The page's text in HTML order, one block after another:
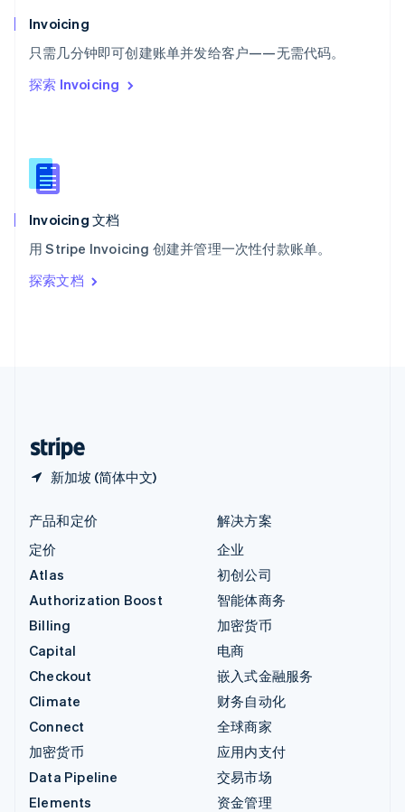
Invoicing
只需几分钟即可创建账单并发给客户——无需代码。
探索 Invoicing
Invoicing 文档
用 Stripe Invoicing 创建并管理一次性付款账单。
探索文档
新加坡 (简体中文)
ไทยEnglish
希腊
English
西班牙
新西兰
English
匈牙利
English
ItalianoEnglish
印度
English
产品和定价
定价
Atlas
Authorization Boost
Billing
Capital
Checkout
Climate
Connect
加密货币
Data Pipeline
Elements
解决方案
企业
初创公司
智能体商务
加密货币
电商
嵌入式金融服务
财务自动化
全球商家
应用内支付
交易市场
资金管理